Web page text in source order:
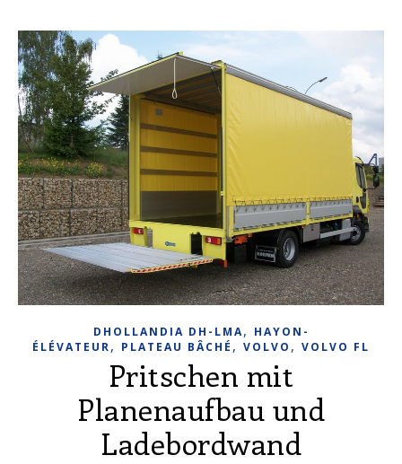
DHOLLANDIA DH-LMA, HAYON-
ÉLÉVATEUR, PLATEAU BÂCHÉ , VOLVO , VOLVO FL
Pritschen mit
Planenaufbau und
Ladebordwand